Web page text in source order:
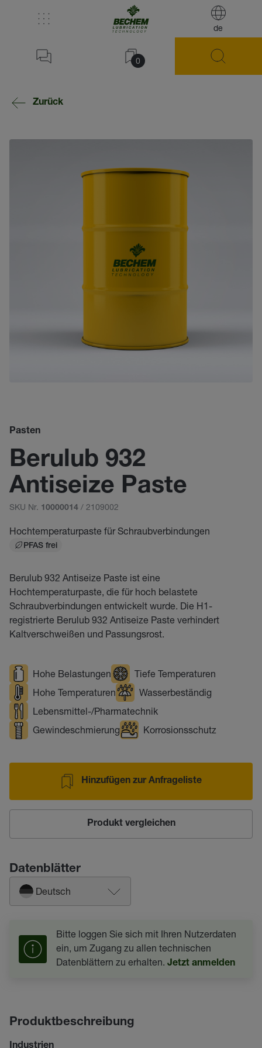
de
0
Zurück
Pasten
Berulub 932
Antiseize Paste
SKU Nr. 10000014 / 2109002
Hochtemperaturpaste für Schraubverbindungen
PFAS frei
Berulub 932 Antiseize Paste ist eine
Hochtemperaturpaste, die für hoch belastete
Schraubverbindungen entwickelt wurde. Die H1-
registrierte Berulub 932 Antiseize Paste verhindert
Kaltverschweißen und Passungsrost.
Hohe Belastungen
Tiefe Temperaturen
Hohe Temperaturen
Wasserbeständig
Lebensmittel-/Pharmatechnik
Gewindeschmierung
Korrosionsschutz
Hinzufügen zur Anfrageliste
Produkt vergleichen
Datenblätter
Deutsch
Bitte loggen Sie sich mit Ihren Nutzerdaten
ein, um Zugang zu allen technischen
Datenblättern zu erhalten. Jetzt anmelden
Produktbeschreibung